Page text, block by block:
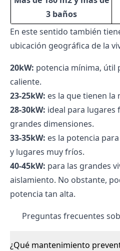
3 baños
En este sentido también
ubicación geográfica de la
20kW: potencia mínima, útil
caliente.
23-25kW: es la que tienen la
28-30kW: ideal para lugares
grandes dimensiones.
33-35kW: es la potencia
y lugares muy fríos.
40-45kW: para las grandes
aislamiento. No obstante,
potencia tan alta.
Preguntas frecuentes
¿Qué mantenimiento